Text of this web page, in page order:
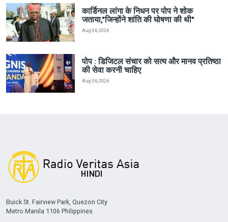
कार्डिनल लांगा के निधन पर पोप ने शोक
जताया,"जिन्होंने शांति की घोषणा की थी"
Aug 06, 2026
पोप : डिजिटल संचार को सत्य और मानव प्रतिष्ठा
की सेवा करनी चाहिए
Aug 06, 2026
Buick St. Fairview Park, Quezon City
Metro Manila 1106 Philippines